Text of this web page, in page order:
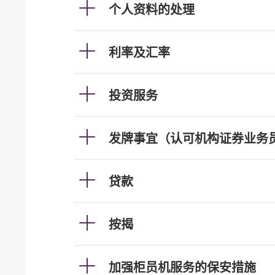
个人资料的处理
利率及汇率
投资服务
发牌事宜（认可机构证券业务
贷款
按揭
加强柜员机服务的保安措施